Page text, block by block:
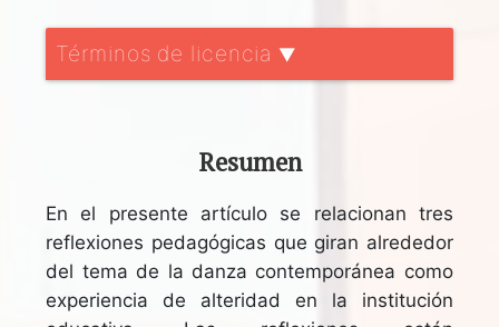
Términos de licencia ▼
Resumen
En el presente artículo se relacionan tres
reflexiones pedagógicas que giran alrededor
del tema de la danza contemporánea como
experiencia de alteridad en la institución